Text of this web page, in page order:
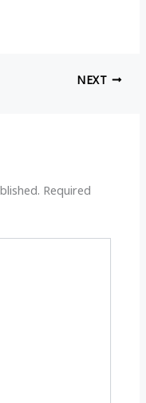
NEXT
Required